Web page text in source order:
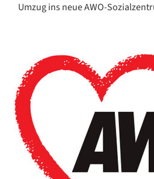
Umzug ins neue AWO-